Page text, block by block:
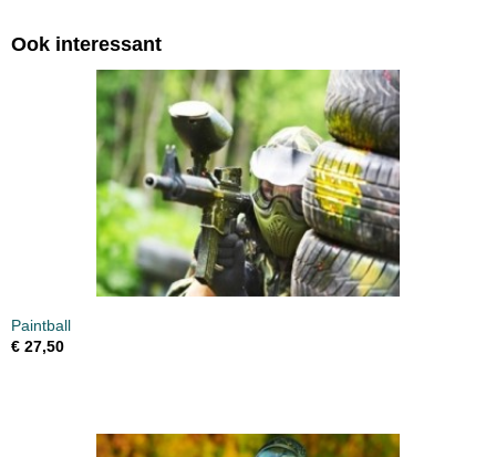
Ook interessant
Paintball
€ 27,50
LASERGAMES BUMPERVOETBAL